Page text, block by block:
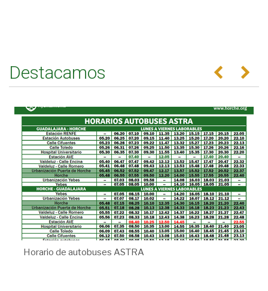
Destacamos Anterior
Horario de autobuses ASTRA